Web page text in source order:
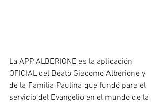
La APP ALBERIONE es la aplicación
OFICIAL del Beato Giacomo Alberione y
de la Familia Paulina que fundó para el
servicio del Evangelio en el mundo de la